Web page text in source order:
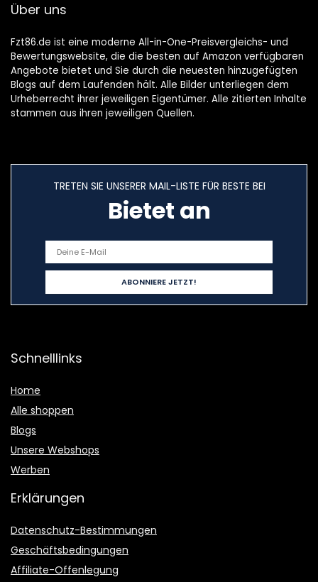
Über uns
Fzt86.de ist eine moderne All-in-One-Preisvergleichs- und
Bewertungswebsite, die die besten auf Amazon verfügbaren
Angebote bietet und Sie durch die neuesten hinzugefügten
Blogs auf dem Laufenden hält. Alle Bilder unterliegen dem
Urheberrecht ihrer jeweiligen Eigentümer. Alle zitierten Inhalte
stammen aus ihren jeweiligen Quellen.
TRETEN SIE UNSERER MAIL-LISTE FÜR BESTE BEI
Bietet an
Schnelllinks
Home
Alle shoppen
Blogs
Unsere Webshops
Werben
Erklärungen
Datenschutz-Bestimmungen
Geschäftsbedingungen
Affiliate-Offenlegung